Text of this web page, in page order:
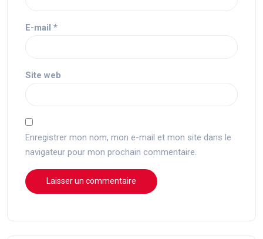
E-mail *
Site web
Enregistrer mon nom, mon e-mail et mon site dans le
navigateur pour mon prochain commentaire.